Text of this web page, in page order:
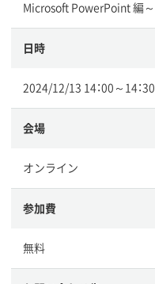
Microsoft PowerPoint 編～
日時
2024/12/13 14：00～14：30
会場
オンライン
参加費
無料